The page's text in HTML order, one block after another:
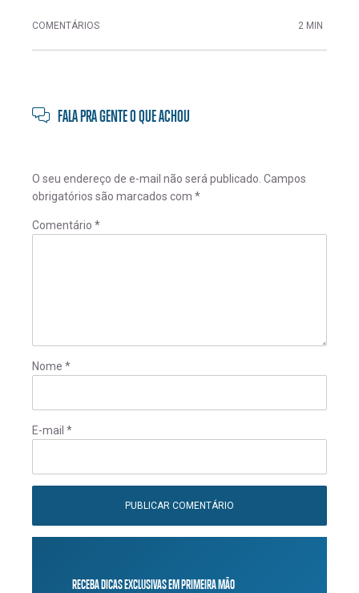
COMENTÁRIOS 2 MIN
FALA PRA GENTE O QUE ACHOU
O seu endereço de e-mail não será publicado. Campos
obrigatórios são marcados com *
Comentário *
Nome *
E-mail *
RECEBA DICAS EXCLUSIVAS EM PRIMEIRA MÃO